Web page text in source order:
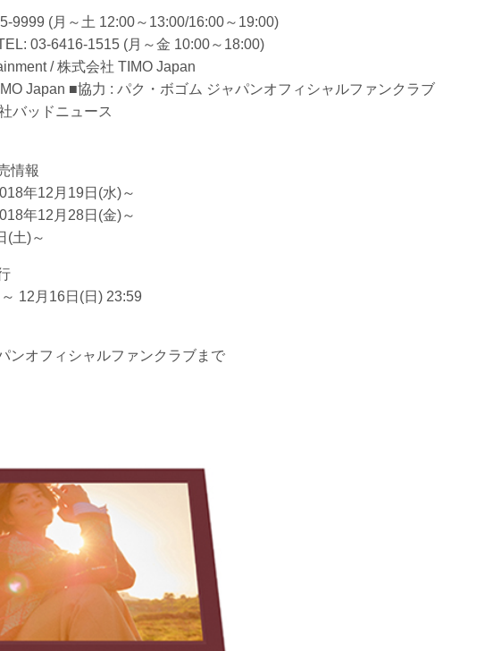
9999 (月～土 12:00～13:00/16:00～19:00)
03-6416-1515 (月～金 10:00～18:00)
/ 株式会社 TIMO Japan
Japan ■協力 : パク・ボゴム ジャパンオフィシャルファンクラブ
バッドニュース
情報
年12月19日(水)～
年12月28日(金)～
(土)～
12月16日(日) 23:59
ンオフィシャルファンクラブまで